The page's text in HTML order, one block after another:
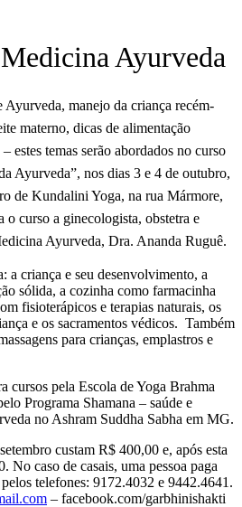
Ayurveda
Ayurveda, manejo da criança recém-
materno, dicas de alimentação
estes temas serão abordados no curso
Ayurveda”, nos dias 3 e 4 de outubro,
de Kundalini Yoga, na rua Mármore,
curso a ginecologista, obstetra e
Ayurveda, Dra. Ananda Ruguê.
a criança e seu desenvolvimento, a
sólida, a cozinha como farmacinha
fisioterápicos e terapias naturais, os
e os sacramentos védicos. Também
para crianças, emplastros e
cursos pela Escola de Yoga Brahma
Programa Shamana – saúde e
no Ashram Suddha Sabha em MG.
custam R$ 400,00 e, após esta
No caso de casais, uma pessoa paga
telefones: 9172.4032 e 9442.4641.
– facebook.com/garbhinishakti